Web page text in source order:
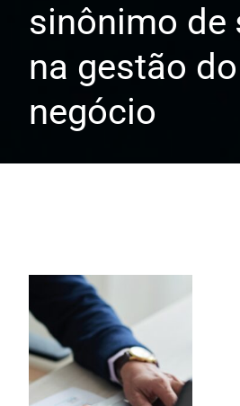
sinônimo de
na gestão
negócio